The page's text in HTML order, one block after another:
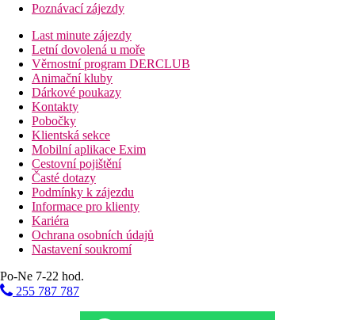
Poznávací zájezdy
Last minute zájezdy
Letní dovolená u moře
Věrnostní program DERCLUB
Animační kluby
Dárkové poukazy
Kontakty
Pobočky
Klientská sekce
Mobilní aplikace Exim
Cestovní pojištění
Časté dotazy
Podmínky k zájezdu
Informace pro klienty
Kariéra
Ochrana osobních údajů
Nastavení soukromí
Po-Ne 7-22 hod.
255 787 787